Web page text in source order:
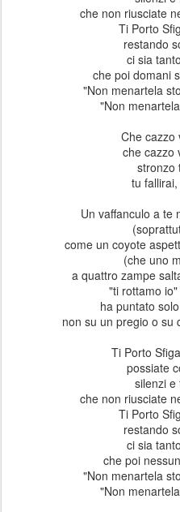
che non riusciate
Ti Porto
restando
ci sia
che poi domani
"Non menartela
"Non
Che cazzo
che cazzo
stronzo
tu
Un vaffanculo a te
come un coyote
(che uno
a quattro zampe
"ti rottamo
ha puntato
non su un pregio o su
Ti Porto
possiate
silenzi e
che non riusciate
Ti Porto
restando
ci sia
che poi
"Non menartela
"Non